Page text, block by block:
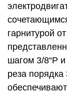
гарнитурой
шагом 3/8“P
реза